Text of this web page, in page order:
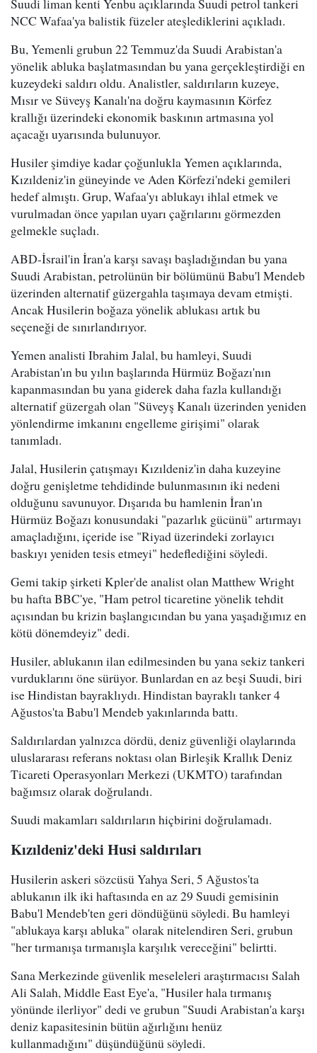
Suudi liman kenti Yenbu açıklarında Suudi petrol tankeri
NCC Wafaa'ya balistik füzeler ateşlediklerini açıkladı.
Bu, Yemenli grubun 22 Temmuz'da Suudi Arabistan'a
yönelik abluka başlatmasından bu yana gerçekleştirdiği en
kuzeydeki saldırı oldu. Analistler, saldırıların kuzeye,
Mısır ve Süveyş Kanalı'na doğru kaymasının Körfez
krallığı üzerindeki ekonomik baskının artmasına yol
açacağı uyarısında bulunuyor.
Husiler şimdiye kadar çoğunlukla Yemen açıklarında,
Kızıldeniz'in güneyinde ve Aden Körfezi'ndeki gemileri
hedef almıştı. Grup, Wafaa'yı ablukayı ihlal etmek ve
vurulmadan önce yapılan uyarı çağrılarını görmezden
gelmekle suçladı.
ABD-İsrail'in İran'a karşı savaşı başladığından bu yana
Suudi Arabistan, petrolünün bir bölümünü Babu'l Mendeb
üzerinden alternatif güzergahla taşımaya devam etmişti.
Ancak Husilerin boğaza yönelik ablukası artık bu
seçeneği de sınırlandırıyor.
Yemen analisti Ibrahim Jalal, bu hamleyi, Suudi
Arabistan'ın bu yılın başlarında Hürmüz Boğazı'nın
kapanmasından bu yana giderek daha fazla kullandığı
alternatif güzergah olan "Süveyş Kanalı üzerinden yeniden
yönlendirme imkanını engelleme girişimi" olarak
tanımladı.
Jalal, Husilerin çatışmayı Kızıldeniz'in daha kuzeyine
doğru genişletme tehdidinde bulunmasının iki nedeni
olduğunu savunuyor. Dışarıda bu hamlenin İran'ın
Hürmüz Boğazı konusundaki "pazarlık gücünü" artırmayı
amaçladığını, içeride ise "Riyad üzerindeki zorlayıcı
baskıyı yeniden tesis etmeyi" hedeflediğini söyledi.
Gemi takip şirketi Kpler'de analist olan Matthew Wright
bu hafta BBC'ye, "Ham petrol ticaretine yönelik tehdit
açısından bu krizin başlangıcından bu yana yaşadığımız en
kötü dönemdeyiz" dedi.
Husiler, ablukanın ilan edilmesinden bu yana sekiz tankeri
vurduklarını öne sürüyor. Bunlardan en az beşi Suudi, biri
ise Hindistan bayraklıydı. Hindistan bayraklı tanker 4
Ağustos'ta Babu'l Mendeb yakınlarında battı.
Saldırılardan yalnızca dördü, deniz güvenliği olaylarında
uluslararası referans noktası olan Birleşik Krallık Deniz
Ticareti Operasyonları Merkezi (UKMTO) tarafından
bağımsız olarak doğrulandı.
Suudi makamları saldırıların hiçbirini doğrulamadı.
Kızıldeniz'deki Husi saldırıları
Husilerin askeri sözcüsü Yahya Seri, 5 Ağustos'ta
ablukanın ilk iki haftasında en az 29 Suudi gemisinin
Babu'l Mendeb'ten geri döndüğünü söyledi. Bu hamleyi
"ablukaya karşı abluka" olarak nitelendiren Seri, grubun
"her tırmanışa tırmanışla karşılık vereceğini" belirtti.
Sana Merkezinde güvenlik meseleleri araştırmacısı Salah
Ali Salah, Middle East Eye'a, "Husiler hala tırmanış
yönünde ilerliyor" dedi ve grubun "Suudi Arabistan'a karşı
deniz kapasitesinin bütün ağırlığını henüz
kullanmadığını" düşündüğünü söyledi.